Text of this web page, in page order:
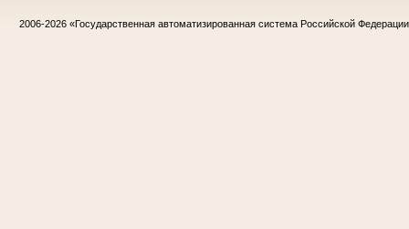
2006-2026 «Государственная автоматизированная система Российской